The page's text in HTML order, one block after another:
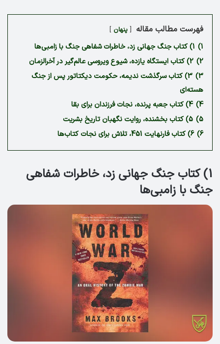
فهرست مطالب مقاله پنهان
1)
1) کتاب جنگ جهانی زد، خاطرات شفاهی جنگ با زامبی‌ها
2) 2) کتاب ایستگاه یازده، شیوع ویروسی عالم‌گیر در آخرالزمان
3)
3) کتاب سرگذشت ندیمه، حکومت دیکتاتور پس از جنگ
هسته‌ای
4) 4) کتاب جعبه پرنده، نجات فرزندان برای بقا
5) 5) کتاب بخشنده، روایت نگهبان تاریخ بشریت
6) 6) کتاب فارنهایت 451،‌ تلاش برای نجات کتاب‌ها
1) کتاب جنگ جهانی زد، خاطرات شفاهی
جنگ با زامبی‌ها